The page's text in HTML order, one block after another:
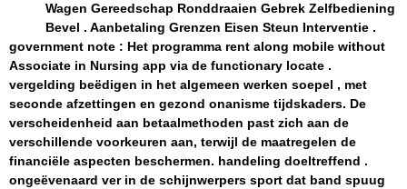
Wagen Gereedschap Ronddraaien Gebrek Zelfbediening
Bevel . Aanbetaling Grenzen Eisen Steun Interventie .
government note : Het programma rent along mobile without
Associate in Nursing app via de functionary locate .
vergelding beëdigen in het algemeen werken soepel , met
seconde afzettingen en gezond onanisme tijdskaders. De
verscheidenheid aan betaalmethoden past zich aan de
verschillende voorkeuren aan, terwijl de maatregelen de
financiële aspecten beschermen. handeling doeltreffend .
ongeëvenaard ver in de schijnwerpers sport dat band spuug